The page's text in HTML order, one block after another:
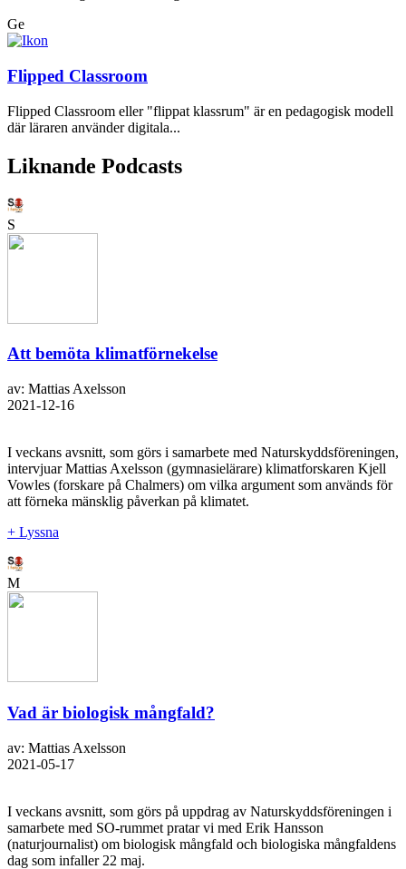
Ge
Flipped Classroom
Flipped Classroom eller "flippat klassrum" är en pedagogisk modell
där läraren använder digitala...
Liknande Podcasts
S
Att bemöta klimatförnekelse
av: Mattias Axelsson
2021-12-16
I veckans avsnitt, som görs i samarbete med Naturskyddsföreningen,
intervjuar Mattias Axelsson (gymnasielärare) klimatforskaren Kjell
Vowles (forskare på Chalmers) om vilka argument som används för
att förneka mänsklig påverkan på klimatet.
+ Lyssna
M
Vad är biologisk mångfald?
av: Mattias Axelsson
2021-05-17
I veckans avsnitt, som görs på uppdrag av Naturskyddsföreningen i
samarbete med SO-rummet pratar vi med Erik Hansson
(naturjournalist) om biologisk mångfald och biologiska mångfaldens
dag som infaller 22 maj.